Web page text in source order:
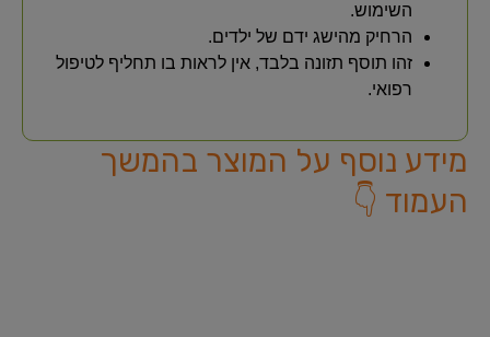
השימוש.
הרחיק מהישג ידם של ילדים.
זהו תוסף תזונה בלבד, אין לראות בו תחליף לטיפול
רפואי.
מידע נוסף על המוצר בהמשך
העמוד 👇